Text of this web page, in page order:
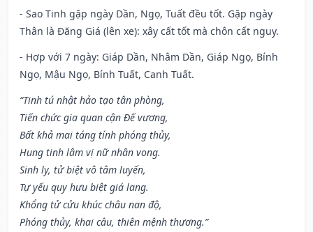
- Sao Tinh gặp ngày Dần, Ngọ, Tuất đều tốt. Gặp ngày
Thân là Đăng Giá (lên xe): xây cất tốt mà chôn cất nguy.
- Hợp với 7 ngày: Giáp Dần, Nhâm Dần, Giáp Ngọ, Bính
Ngọ, Mậu Ngọ, Bính Tuất, Canh Tuất.
“Tinh tú nhật hảo tạo tân phòng,
Tiến chức gia quan cận Đế vương,
Bất khả mai táng tính phóng thủy,
Hung tinh lâm vị nữ nhân vong.
Sinh ly, tử biệt vô tâm luyến,
Tự yếu quy hưu biệt giá lang.
Khổng tử cửu khúc châu nan độ,
Phóng thủy, khai câu, thiên mệnh thương.”